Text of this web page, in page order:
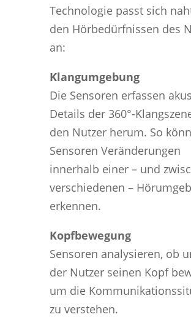
Technologie passt sich
den Hörbedürfnissen des
an:
Klangumgebung
Die Sensoren erfassen
Details der 360°-
den Nutzer herum. So
Sensoren Veränderungen
innerhalb einer – und
verschiedenen –
erkennen.
Kopfbewegung
Sensoren analysieren, ob
der Nutzer seinen Kopf
um die
zu verstehen.